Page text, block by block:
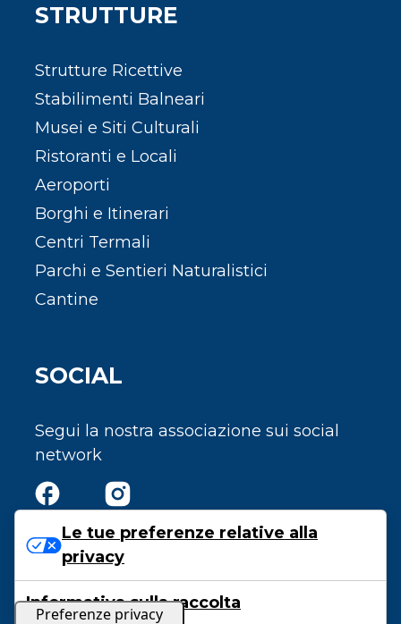
STRUTTURE
Strutture Ricettive
Stabilimenti Balneari
Musei e Siti Culturali
Ristoranti e Locali
Aeroporti
Borghi e Itinerari
Centri Termali
Parchi e Sentieri Naturalistici
Cantine
SOCIAL
Segui la nostra associazione sui social
network
Privacy e Cookie Policy
Le tue preferenze relative alla
privacy
Informativa sulla raccolta